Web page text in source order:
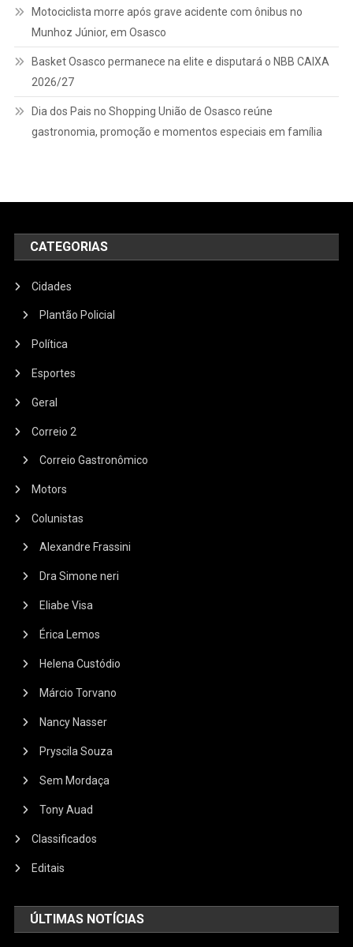
Motociclista morre após grave acidente com ônibus no
Munhoz Júnior, em Osasco
Basket Osasco permanece na elite e disputará o NBB CAIXA
2026/27
Dia dos Pais no Shopping União de Osasco reúne
gastronomia, promoção e momentos especiais em família
CATEGORIAS
Cidades
Plantão Policial
Política
Esportes
Geral
Correio 2
Correio Gastronômico
Motors
Colunistas
Alexandre Frassini
Dra Simone neri
Eliabe Visa
Érica Lemos
Helena Custódio
Márcio Torvano
Nancy Nasser
Pryscila Souza
Sem Mordaça
Tony Auad
Classificados
Editais
ÚLTIMAS NOTÍCIAS